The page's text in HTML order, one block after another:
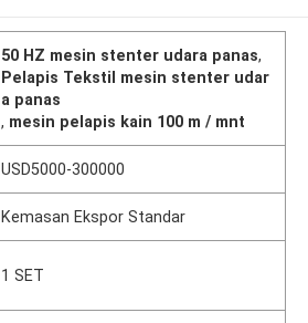
50 HZ mesin stenter udara panas,
Pelapis Tekstil mesin stenter udar
a panas
, mesin pelapis kain 100 m / mnt
USD5000-300000
Kemasan Ekspor Standar
1 SET